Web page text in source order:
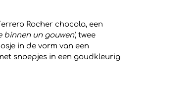
Rocher chocola, een
binnen un gouwen', twee
in de vorm van een
snoepjes in een goudkleurig